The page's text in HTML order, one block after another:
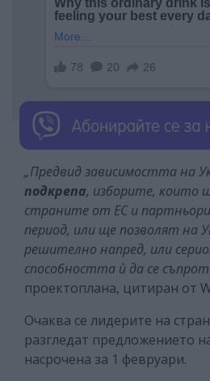
„Предвид зависимостта на
подкрепа, изборите, които
страните от ЕС и
период, или ще позволят на
решително напред, или
способността ѝ да се
проектоплана, цитиран от
Очаква се лидерите на
разгледат предложението
насрочена за 1 февруари.